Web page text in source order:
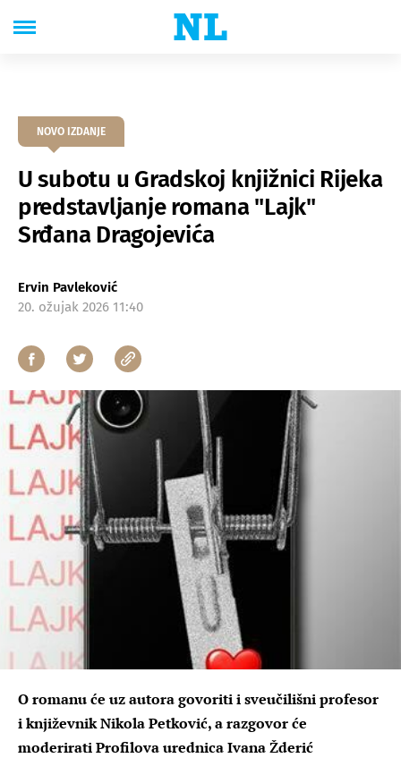
NOVO IZDANJE
U subotu u Gradskoj knjižnici Rijeka
predstavljanje romana "Lajk"
Srđana Dragojevića
Ervin Pavleković
20. ožujak 2026 11:40
O romanu će uz autora govoriti i sveučilišni profesor
i književnik Nikola Petković, a razgovor će
moderirati Profilova urednica Ivana Žderić